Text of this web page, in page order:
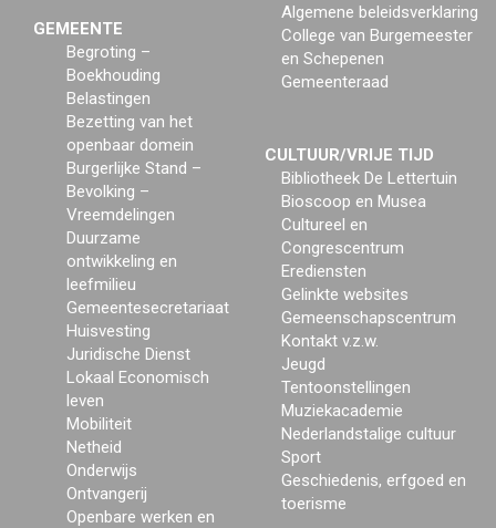
GEMEENTE
Begroting –
Boekhouding
Belastingen
Bezetting van het
openbaar domein
Burgerlijke Stand –
Bevolking –
Vreemdelingen
Duurzame
ontwikkeling en
leefmilieu
Gemeentesecretariaat
Huisvesting
Juridische Dienst
Lokaal Economisch
leven
Mobiliteit
Netheid
Onderwijs
Ontvangerij
Openbare werken en
Algemene beleidsverklaring
College van Burgemeester
en Schepenen
Gemeenteraad
CULTUUR/VRIJE TIJD
Bibliotheek De Lettertuin
Bioscoop en Musea
Cultureel en
Congrescentrum
Erediensten
Gelinkte websites
Gemeenschapscentrum
Kontakt v.z.w.
Jeugd
Tentoonstellingen
Muziekacademie
Nederlandstalige cultuur
Sport
Geschiedenis, erfgoed en
toerisme